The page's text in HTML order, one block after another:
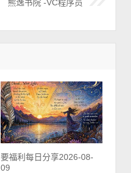
熊逸书院 -VC程序员
要福利每日分享2026-08-
09